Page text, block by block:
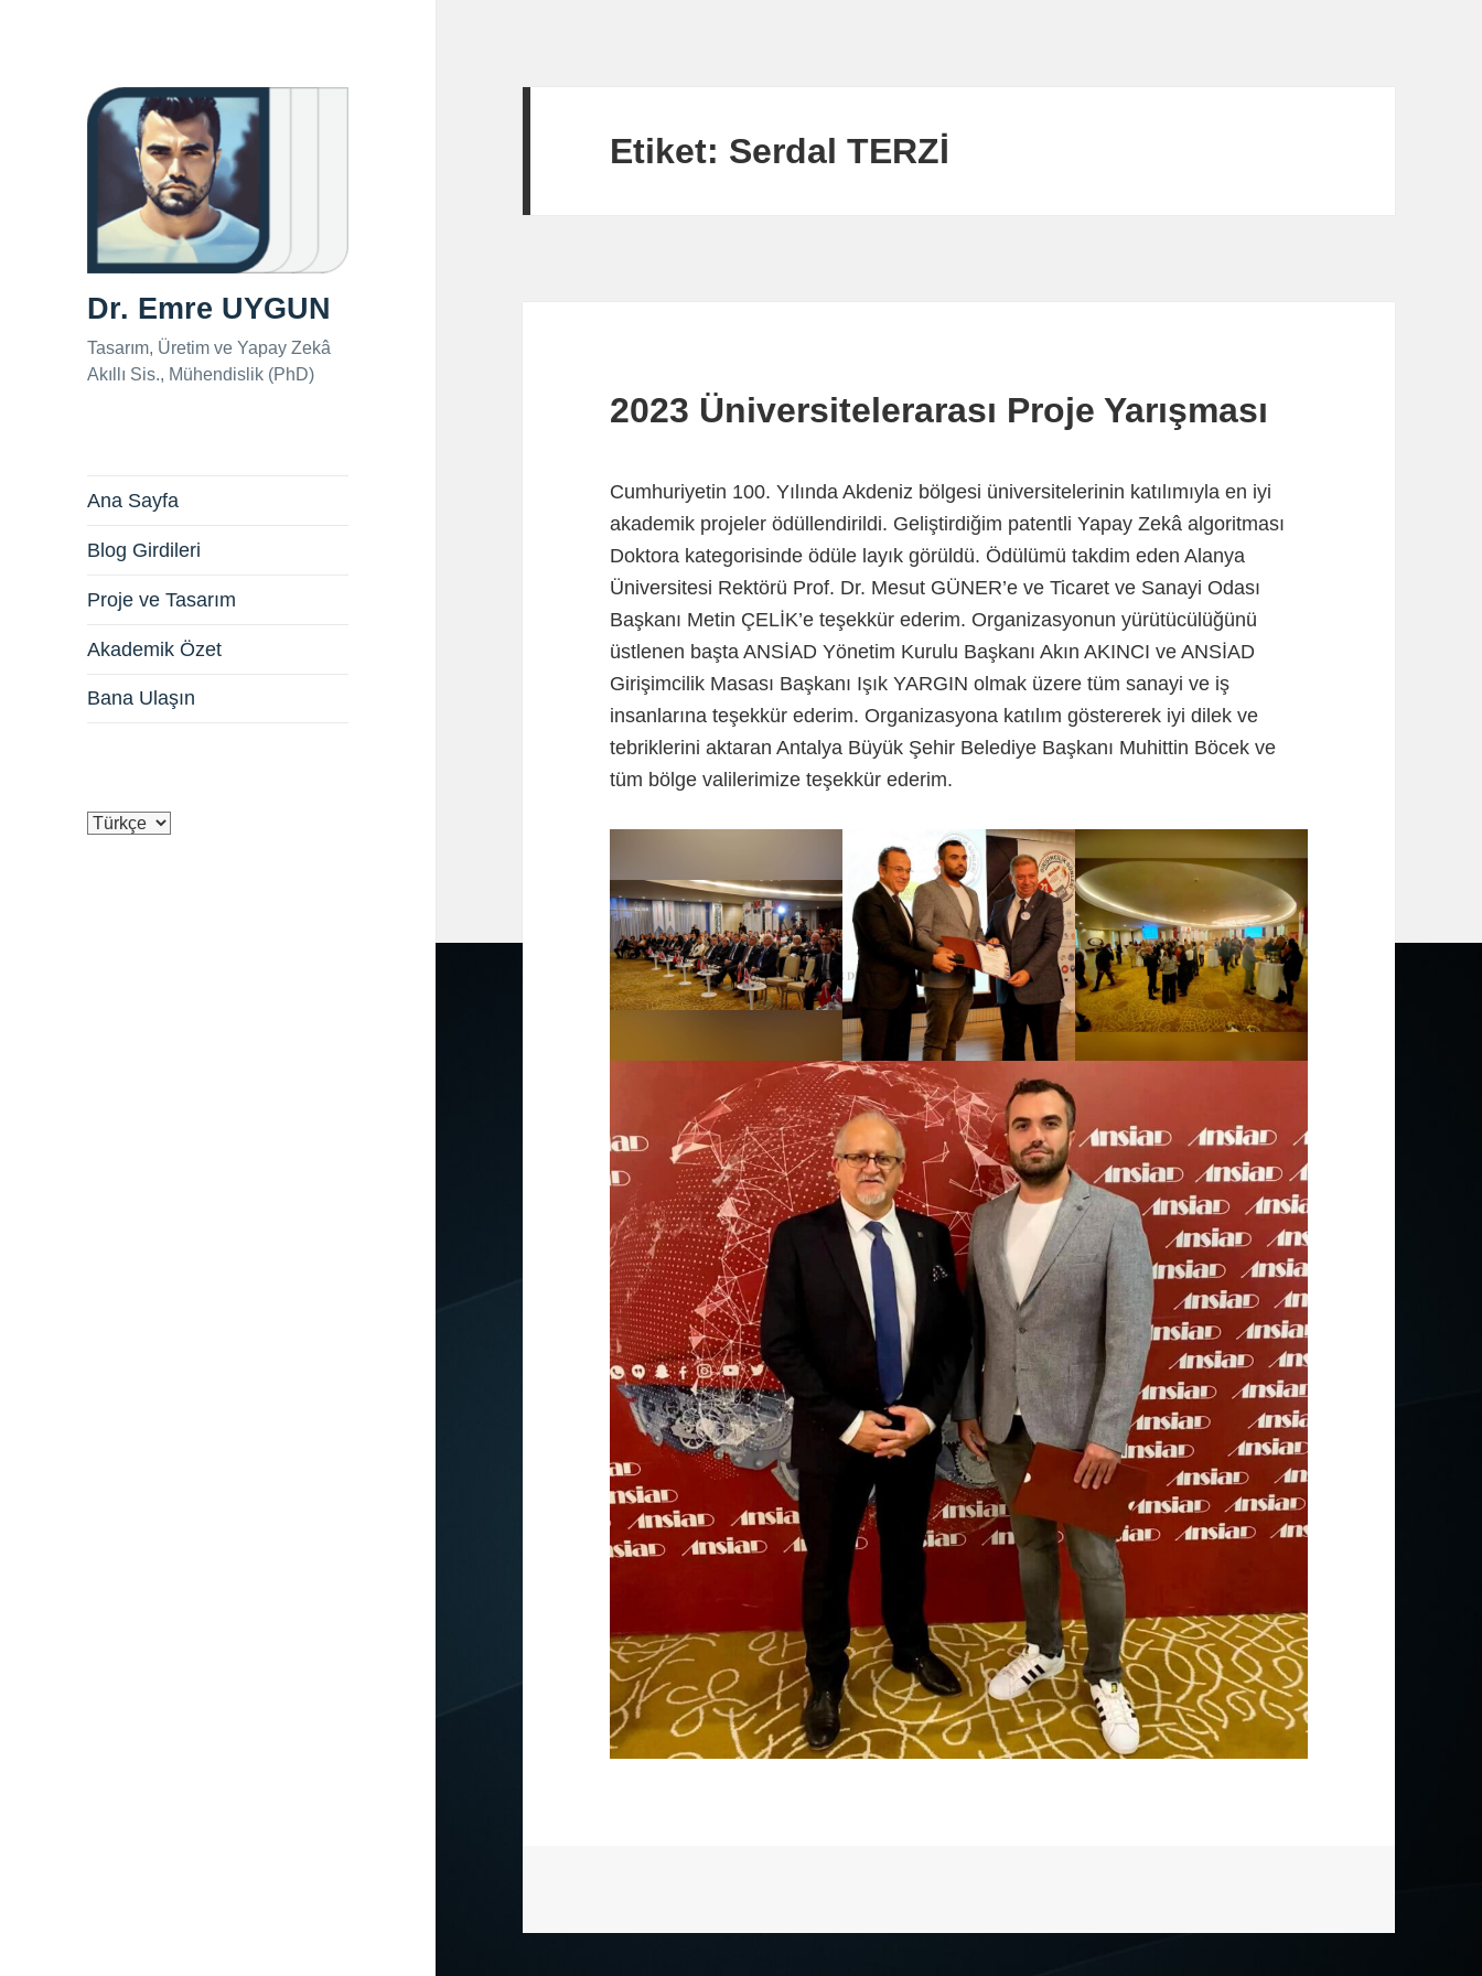
Dr. Emre UYGUN
Tasarım, Üretim ve Yapay Zekâ
Akıllı Sis., Mühendislik (PhD)
Ana Sayfa
Blog Girdileri
Proje ve Tasarım
Akademik Özet
Bana Ulaşın
Dil
Etiket: Serdal TERZİ
2023 Üniversitelerarası Proje Yarışması
Cumhuriyetin 100. Yılında Akdeniz bölgesi üniversitelerinin katılımıyla en iyi
akademik projeler ödüllendirildi. Geliştirdiğim patentli Yapay Zekâ algoritması
Doktora kategorisinde ödüle layık görüldü. Ödülümü takdim eden Alanya
Üniversitesi Rektörü Prof. Dr. Mesut GÜNER’e ve Ticaret ve Sanayi Odası
Başkanı Metin ÇELİK’e teşekkür ederim. Organizasyonun yürütücülüğünü
üstlenen başta ANSİAD Yönetim Kurulu Başkanı Akın AKINCI ve ANSİAD
Girişimcilik Masası Başkanı Işık YARGIN olmak üzere tüm sanayi ve iş
insanlarına teşekkür ederim. Organizasyona katılım göstererek iyi dilek ve
tebriklerini aktaran Antalya Büyük Şehir Belediye Başkanı Muhittin Böcek ve
tüm bölge valilerimize teşekkür ederim.